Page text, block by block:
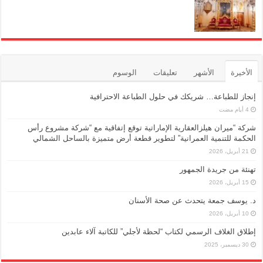
الأخيرة الأشهر تعليقات الوسوم
إنجاز للطباعة… شريكك في حلول الطباعة الاحترافية
شركة “ميران هيلزالعقارية الإماراتية توقع إتفاقية مع “شركة مشروع رأس
الحكمة للتنمية العمرانية” لتطوير قطعة أرض متميزة بالساحل الشمالي
21 أبريل، 2026
تهنئة من جريدة الجمهور
15 أبريل، 2026
د. يوسف جمعة يتحدث عن صحة الأسنان
10 أبريل، 2026
إطلاق الغلاف الرسمي لكتاب “لحظة لأجلي” للكاتبة آلاء عابدين
30 ديسمبر، 2025